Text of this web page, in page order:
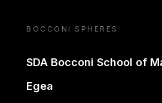
BOCCONI SPHERES
SDA Bocconi School of
Egea